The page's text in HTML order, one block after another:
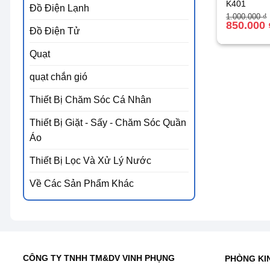
Đồ Điện Lạnh
Đồ Điện Tử
Quạt
quạt chắn gió
Thiết Bị Chăm Sóc Cá Nhân
Thiết Bị Giặt - Sấy - Chăm Sóc Quần
Áo
Thiết Bị Lọc Và Xử Lý Nước
Về Các Sản Phẩm Khác
K401
1.000.000₫
Giá
gốc
850.000
Giá
hiện
850.000 ₫.
CÔNG TY TNHH TM&DV VINH PHỤNG PHÒNG